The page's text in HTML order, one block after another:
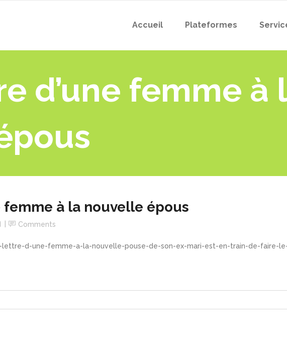
Accueil Plateformes
d’une femme à
femme à la nouvelle épous
Comments
d-une-femme-a-la-nouvelle-pouse-de-son-ex-mari-est-en-train-de-faire-